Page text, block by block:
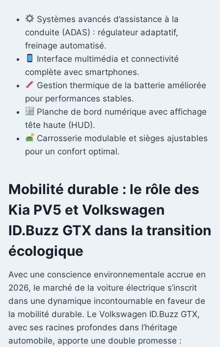
Systèmes avancés d’assistance à la
conduite (ADAS) : régulateur adaptatif,
freinage automatisé.
Interface multimédia et connectivité
complète avec smartphones.
Gestion thermique de la batterie améliorée
pour performances stables.
Planche de bord numérique avec affichage
tête haute (HUD).
Carrosserie modulable et sièges ajustables
pour un confort optimal.
Mobilité durable : le rôle des
Kia PV5 et Volkswagen
ID.Buzz GTX dans la transition
écologique
Avec une conscience environnementale accrue en
2026, le marché de la voiture électrique s’inscrit
dans une dynamique incontournable en faveur de
la mobilité durable. Le Volkswagen ID.Buzz GTX,
avec ses racines profondes dans l’héritage
automobile, apporte une double promesse :